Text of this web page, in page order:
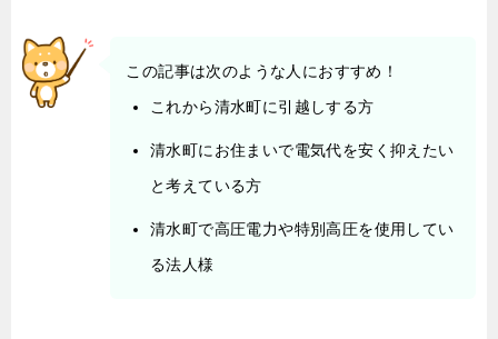
この記事は次のような人におすすめ！
これから清水町に引越しする方
清水町にお住まいで電気代を安く抑えたい
と考えている方
清水町で高圧電力や特別高圧を使用してい
る法人様